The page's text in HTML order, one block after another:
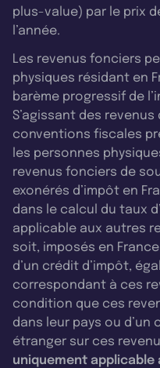
plus-value) par le prix
l’année.
Les revenus fonciers
physiques résidant en
barème progressif de
S’agissant des
conventions fiscales
les personnes
revenus fonciers de
exonérés d’impôt en
dans le calcul du taux
applicable aux autres
soit, imposés en
d’un crédit d’impôt,
correspondant à ces
condition que ces
dans leur pays ou d’un
étranger sur ces
uniquement applicable